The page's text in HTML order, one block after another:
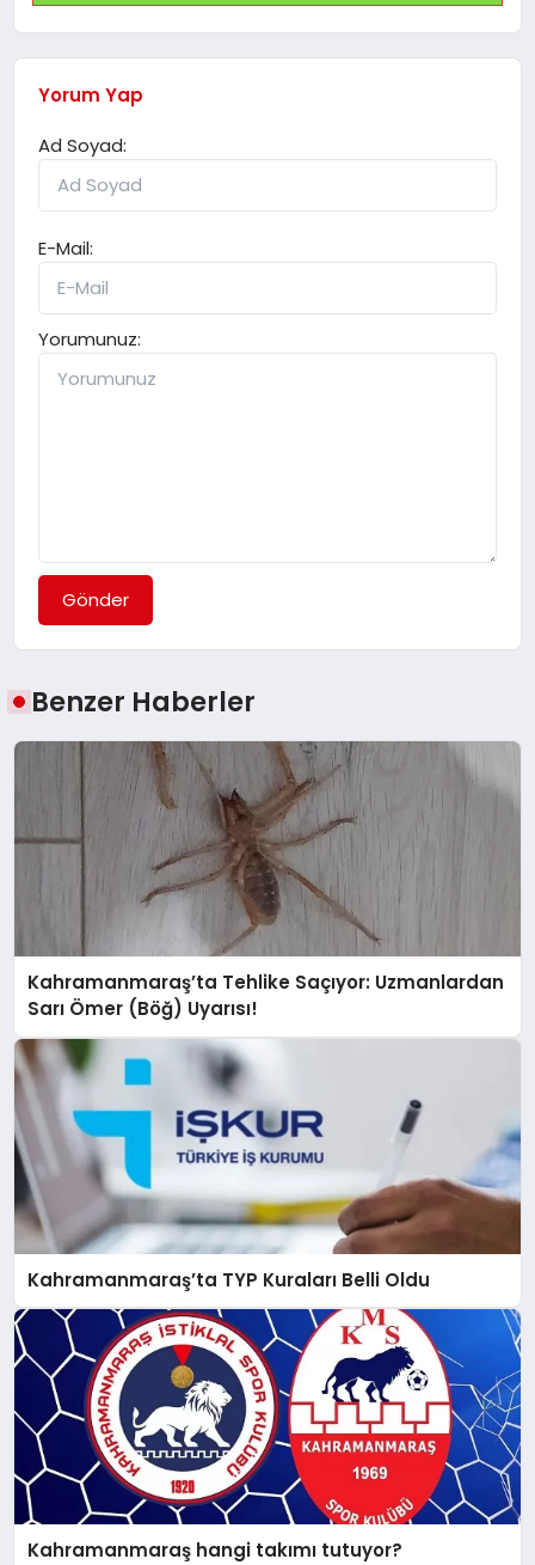
Yorum Yap
Ad Soyad:
E-Mail:
Yorumunuz:
Gönder
Benzer Haberler
Kahramanmaraş’ta Tehlike Saçıyor: Uzmanlardan
Sarı Ömer (Böğ) Uyarısı!
Kahramanmaraş’ta TYP Kuraları Belli Oldu
Kahramanmaraş hangi takımı tutuyor?